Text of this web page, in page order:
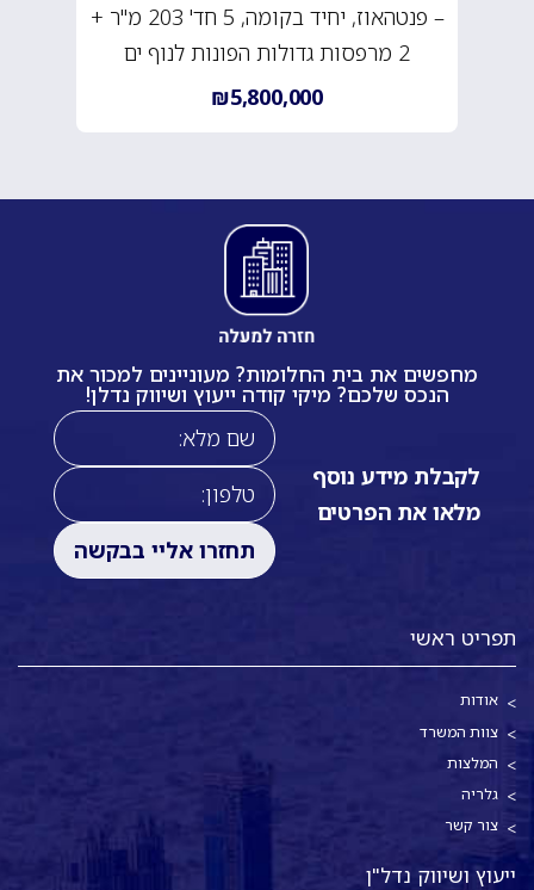
– פנטהאוז, יחיד בקומה, 5 חד' 203 מ"ר +
2 מרפסות גדולות הפונות לנוף ים
₪5,800,000
מחפשים את בית החלומות? מעוניינים למכור את
הנכס שלכם? מיקי קודה ייעוץ ושיווק נדלן!
לקבלת מידע נוסף
מלאו את הפרטים
תפריט ראשי
אודות
צוות המשרד
המלצות
גלריה
צור קשר
ייעוץ ושיווק נדל"ן